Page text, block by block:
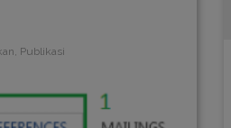
Publikasi